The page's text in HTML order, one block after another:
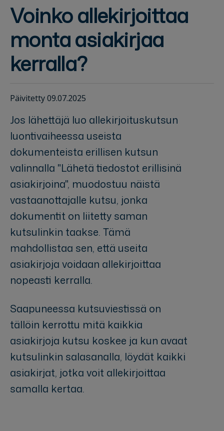
Voinko allekirjoittaa
monta asiakirjaa
kerralla?
Päivitetty 09.07.2025
Jos lähettäjä luo allekirjoituskutsun
luontivaiheessa useista
dokumenteista erillisen kutsun
valinnalla "Lähetä tiedostot erillisinä
asiakirjoina", muodostuu näistä
vastaanottajalle kutsu, jonka
dokumentit on liitetty saman
kutsulinkin taakse. Tämä
mahdollistaa sen, että useita
asiakirjoja voidaan allekirjoittaa
nopeasti kerralla.
Saapuneessa kutsuviestissä on
tällöin kerrottu mitä kaikkia
asiakirjoja kutsu koskee ja kun avaat
kutsulinkin salasanalla, löydät kaikki
asiakirjat, jotka voit allekirjoittaa
samalla kertaa.